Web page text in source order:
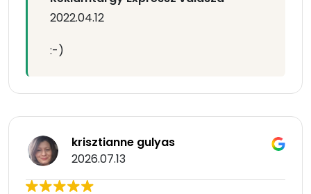
2022.04.12
:-)
krisztianne gulyas
2026.07.13